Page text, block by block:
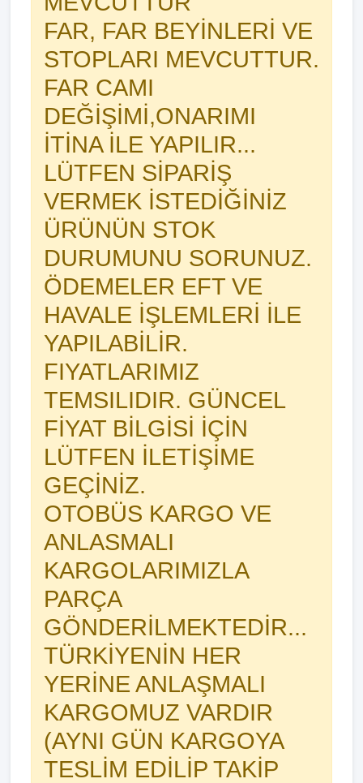
FAR, FAR BEYİNLERİ VE
STOPLARI MEVCUTTUR.
FAR CAMI
DEĞİŞİMİ,ONARIMI
İTİNA İLE YAPILIR...
LÜTFEN SİPARİŞ
VERMEK İSTEDİĞİNİZ
ÜRÜNÜN STOK
DURUMUNU SORUNUZ.
ÖDEMELER EFT VE
HAVALE İŞLEMLERİ İLE
YAPILABİLİR.
FIYATLARIMIZ
TEMSILIDIR. GÜNCEL
FİYAT BİLGİSİ İÇİN
LÜTFEN İLETİŞİME
GEÇİNİZ.
OTOBÜS KARGO VE
ANLASMALI
KARGOLARIMIZLA
PARÇA
GÖNDERİLMEKTEDİR...
TÜRKİYENİN HER
YERİNE ANLAŞMALI
KARGOMUZ VARDIR
(AYNI GÜN KARGOYA
TESLİM EDİLİP TAKİP